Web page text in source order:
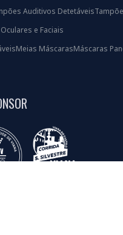
Auditivos Detetáveis
e Faciais
Meias MáscarasMáscaras